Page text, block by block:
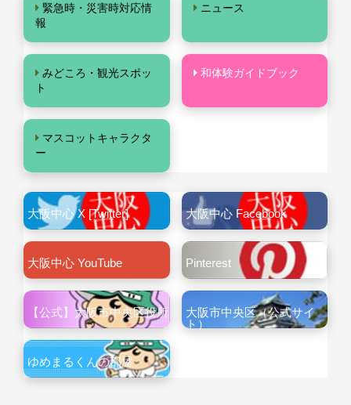
緊急時・災害時対応情
報
ニュース
みどころ・観光スポッ
ト
和体験ガイドブック
マスコットキャラクタ
ー
大阪中心 X [Twitter] 大阪中心 Facebook
大阪中心 YouTube Pinterest
【公式】大阪市中央区役所
大阪市中央区（公式サイ
ト）
ゆめまるくんの部屋